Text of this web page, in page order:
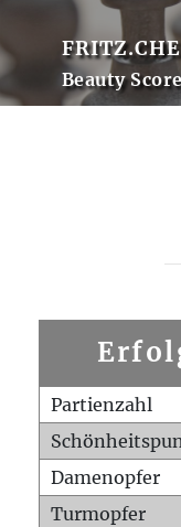
Beauty
Partienzahl
Damenopfer
Turmopfer